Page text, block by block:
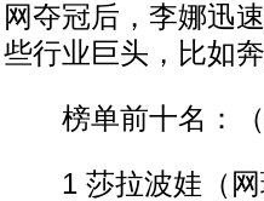
网夺冠后，李娜迅
些行业巨头，比如奔
榜单前十名：（
1 莎拉波娃（网